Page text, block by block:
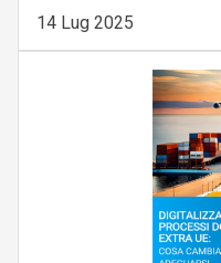
14 Lug 2025